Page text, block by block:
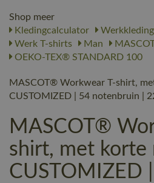
Shop meer
Kledingcalculator
Werkkleding
Werk T-shirts
Man
OEKO-TEX® STANDARD 100
MASCOT® Workwear T-shirt,
CUSTOMIZED | 54 notenbruin |
MASCOT®
shirt, met korte
CUSTOMIZED